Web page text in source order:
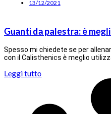
13/12/2021
Guanti da palestra: è
Spesso mi chiedete se per
con il Calisthenics è meglio
Leggi tutto